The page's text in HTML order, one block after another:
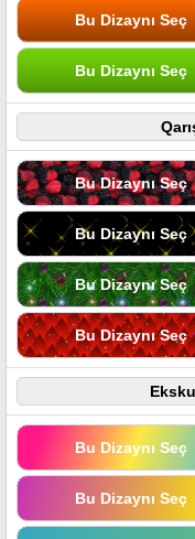
Bu Dizaynı Seç
Bu Dizaynı Seç
Bu Dizaynı Seç
Bu Dizaynı Seç
Bu Dizaynı Seç
Bu Dizaynı Seç
Bu Dizaynı Seç
Bu Dizaynı Seç